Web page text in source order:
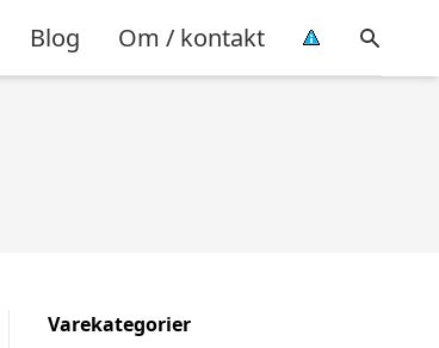
Blog Om / kontakt
Varekategorier